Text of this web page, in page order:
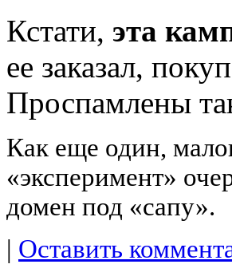
Кстати, эта
ее заказал,
Проспамлены
Как еще один,
«эксперимент»
домен под «сапу».
| Оставить